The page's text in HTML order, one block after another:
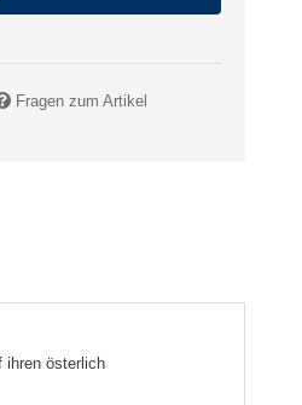
Fragen zum Artikel
ihren österlich